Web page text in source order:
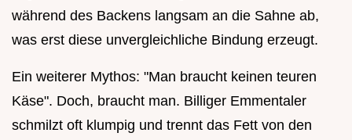
während des Backens langsam an die Sahne ab,
was erst diese unvergleichliche Bindung erzeugt.
Ein weiterer Mythos: "Man braucht keinen teuren
Käse". Doch, braucht man. Billiger Emmentaler
schmilzt oft klumpig und trennt das Fett von den